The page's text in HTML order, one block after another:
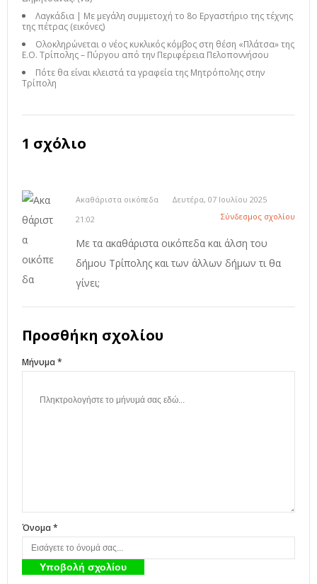
Λαγκάδια | Με μεγάλη συμμετοχή το 8ο Εργαστήριο της τέχνης
της πέτρας (εικόνες)
Ολοκληρώνεται ο νέος κυκλικός κόμβος στη θέση «Πλάτσα» της
Ε.Ο. Τρίπολης – Πύργου από την Περιφέρεια Πελοποννήσου
Πότε θα είναι κλειστά τα γραφεία της Μητρόπολης στην
Τρίπολη
1 σχόλιο
Ακαθάριστα οικόπεδα
Δευτέρα, 07 Ιουλίου 2025
21:02
Σύνδεσμος σχολίου
Με τα ακαθάριστα οικόπεδα και άλση του
δήμου Τρίπολης και των άλλων δήμων τι θα
γίνει;
Προσθήκη σχολίου
Μήνυμα *
Όνομα *